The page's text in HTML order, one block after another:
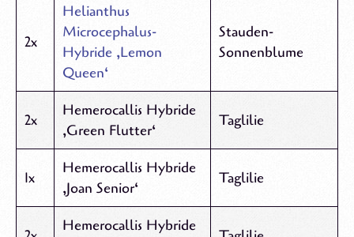
2x
Helianthus
Microcephalus-
Hybride ‚Lemon
Queen‘
Stauden-
Sonnenblume
2x
Hemerocallis Hybride
‚Green Flutter‘
Taglilie
1x
Hemerocallis Hybride
‚Joan Senior‘
Taglilie
Hemerocallis Hybride